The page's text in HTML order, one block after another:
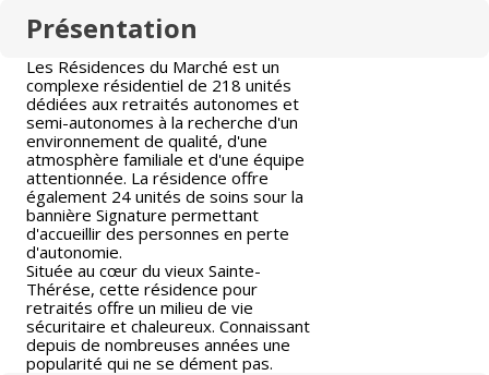
Présentation
Les Résidences du Marché est un
complexe résidentiel de 218 unités
dédiées aux retraités autonomes et
semi-autonomes à la recherche d'un
environnement de qualité, d'une
atmosphère familiale et d'une équipe
attentionnée. La résidence offre
également 24 unités de soins sour la
bannière Signature permettant
d'accueillir des personnes en perte
d'autonomie.
Située au cœur du vieux Sainte-
Thérése, cette résidence pour
retraités offre un milieu de vie
sécuritaire et chaleureux. Connaissant
depuis de nombreuses années une
popularité qui ne se dément pas.